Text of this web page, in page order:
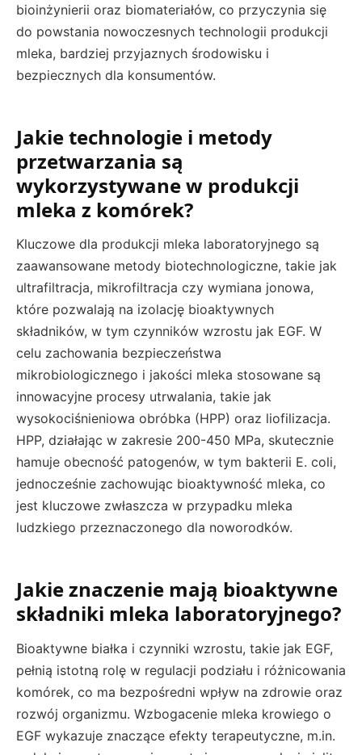
bioinżynierii oraz biomateriałów, co przyczynia się
do powstania nowoczesnych technologii produkcji
mleka, bardziej przyjaznych środowisku i
bezpiecznych dla konsumentów.
Jakie technologie i metody
przetwarzania są
wykorzystywane w produkcji
mleka z komórek?
Kluczowe dla produkcji mleka laboratoryjnego są
zaawansowane metody biotechnologiczne, takie jak
ultrafiltracja, mikrofiltracja czy wymiana jonowa,
które pozwalają na izolację bioaktywnych
składników, w tym czynników wzrostu jak EGF. W
celu zachowania bezpieczeństwa
mikrobiologicznego i jakości mleka stosowane są
innowacyjne procesy utrwalania, takie jak
wysokociśnieniowa obróbka (HPP) oraz liofilizacja.
HPP, działając w zakresie 200-450 MPa, skutecznie
hamuje obecność patogenów, w tym bakterii E. coli,
jednocześnie zachowując bioaktywność mleka, co
jest kluczowe zwłaszcza w przypadku mleka
ludzkiego przeznaczonego dla noworodków.
Jakie znaczenie mają bioaktywne
składniki mleka laboratoryjnego?
Bioaktywne białka i czynniki wzrostu, takie jak EGF,
pełnią istotną rolę w regulacji podziału i różnicowania
komórek, co ma bezpośredni wpływ na zdrowie oraz
rozwój organizmu. Wzbogacenie mleka krowiego o
EGF wykazuje znaczące efekty terapeutyczne, m.in.